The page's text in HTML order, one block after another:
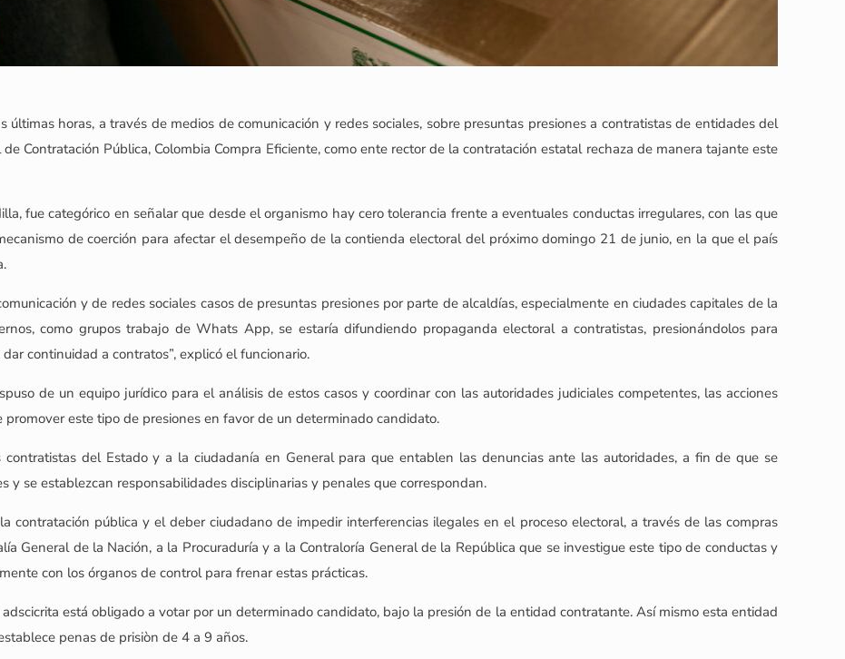
horas, a través de medios de comunicación y redes sociales, sobre presuntas presiones a contratistas de entidades del
Contratación Pública, Colombia Compra Eficiente, como ente rector de la contratación estatal rechaza de manera tajante este
fue categórico en señalar que desde el organismo hay cero tolerancia frente a eventuales conductas irregulares, con las que
de coerción para afectar el desempeño de la contienda electoral del próximo domingo 21 de junio, en la que el país
y de redes sociales casos de presuntas presiones por parte de alcaldías, especialmente en ciudades capitales de la
como grupos trabajo de Whats App, se estaría difundiendo propaganda electoral a contratistas, presionándolos para
continuidad a contratos”, explicó el funcionario.
de un equipo jurídico para el análisis de estos casos y coordinar con las autoridades judiciales competentes, las acciones
este tipo de presiones en favor de un determinado candidato.
del Estado y a la ciudadanía en General para que entablen las denuncias ante las autoridades, a fin de que se
y se establezcan responsabilidades disciplinarias y penales que correspondan.
contratación pública y el deber ciudadano de impedir interferencias ilegales en el proceso electoral, a través de las compras
General de la Nación, a la Procuraduría y a la Contraloría General de la República que se investigue este tipo de conductas y
con los órganos de control para frenar estas prácticas.
está obligado a votar por un determinado candidato, bajo la presión de la entidad contratante. Así mismo esta entidad
penas de prisiòn de 4 a 9 años.